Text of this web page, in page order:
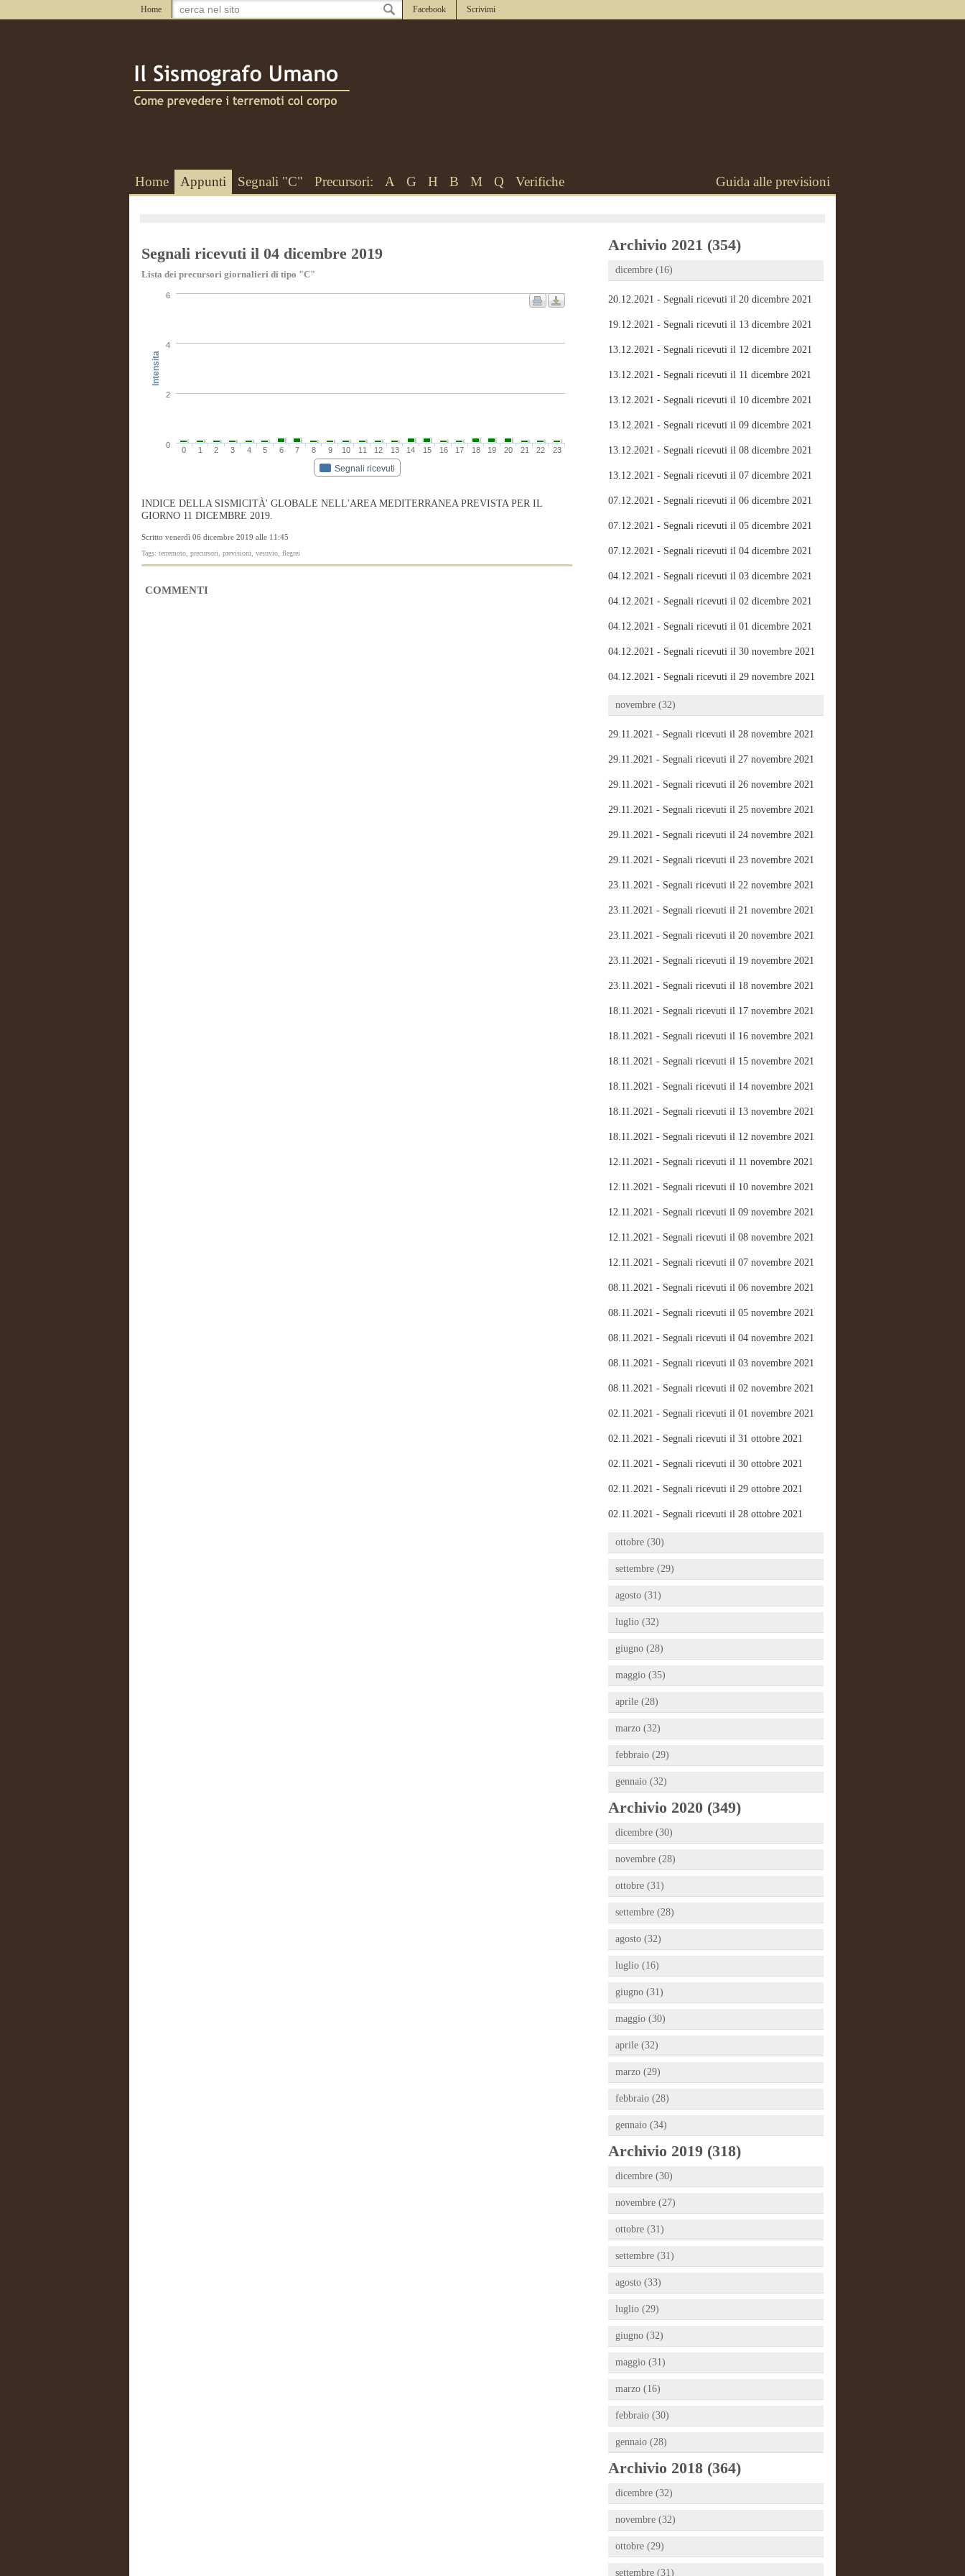
Home Facebook Scrivimi
Home Appunti Segnali "C" Precursori: A G H B M Q Verifiche Guida alle previsioni
Segnali ricevuti il 04 dicembre 2019
Lista dei precursori giornalieri di tipo "C"
Intensita
Segnali ricevuti
0 1 2 3 4 5 6 7 8 9 10 11 12 13 14 15 16 17 18 19 20 21 22 23
0
2
4
6
INDICE DELLA SISMICITÀ' GLOBALE NELL'AREA MEDITERRANEA PREVISTA PER IL
GIORNO 11 DICEMBRE 2019.
Scritto venerdì 06 dicembre 2019 alle 11:45
Tags: terremoto, precursori, previsioni, vesuvio, flegrei
COMMENTI
Archivio 2021 (354)
dicembre (16)
20.12.2021 - Segnali ricevuti il 20 dicembre 2021
19.12.2021 - Segnali ricevuti il 13 dicembre 2021
13.12.2021 - Segnali ricevuti il 12 dicembre 2021
13.12.2021 - Segnali ricevuti il 11 dicembre 2021
13.12.2021 - Segnali ricevuti il 10 dicembre 2021
13.12.2021 - Segnali ricevuti il 09 dicembre 2021
13.12.2021 - Segnali ricevuti il 08 dicembre 2021
13.12.2021 - Segnali ricevuti il 07 dicembre 2021
07.12.2021 - Segnali ricevuti il 06 dicembre 2021
07.12.2021 - Segnali ricevuti il 05 dicembre 2021
07.12.2021 - Segnali ricevuti il 04 dicembre 2021
04.12.2021 - Segnali ricevuti il 03 dicembre 2021
04.12.2021 - Segnali ricevuti il 02 dicembre 2021
04.12.2021 - Segnali ricevuti il 01 dicembre 2021
04.12.2021 - Segnali ricevuti il 30 novembre 2021
04.12.2021 - Segnali ricevuti il 29 novembre 2021
novembre (32)
29.11.2021 - Segnali ricevuti il 28 novembre 2021
29.11.2021 - Segnali ricevuti il 27 novembre 2021
29.11.2021 - Segnali ricevuti il 26 novembre 2021
29.11.2021 - Segnali ricevuti il 25 novembre 2021
29.11.2021 - Segnali ricevuti il 24 novembre 2021
29.11.2021 - Segnali ricevuti il 23 novembre 2021
23.11.2021 - Segnali ricevuti il 22 novembre 2021
23.11.2021 - Segnali ricevuti il 21 novembre 2021
23.11.2021 - Segnali ricevuti il 20 novembre 2021
23.11.2021 - Segnali ricevuti il 19 novembre 2021
23.11.2021 - Segnali ricevuti il 18 novembre 2021
18.11.2021 - Segnali ricevuti il 17 novembre 2021
18.11.2021 - Segnali ricevuti il 16 novembre 2021
18.11.2021 - Segnali ricevuti il 15 novembre 2021
18.11.2021 - Segnali ricevuti il 14 novembre 2021
18.11.2021 - Segnali ricevuti il 13 novembre 2021
18.11.2021 - Segnali ricevuti il 12 novembre 2021
12.11.2021 - Segnali ricevuti il 11 novembre 2021
12.11.2021 - Segnali ricevuti il 10 novembre 2021
12.11.2021 - Segnali ricevuti il 09 novembre 2021
12.11.2021 - Segnali ricevuti il 08 novembre 2021
12.11.2021 - Segnali ricevuti il 07 novembre 2021
08.11.2021 - Segnali ricevuti il 06 novembre 2021
08.11.2021 - Segnali ricevuti il 05 novembre 2021
08.11.2021 - Segnali ricevuti il 04 novembre 2021
08.11.2021 - Segnali ricevuti il 03 novembre 2021
08.11.2021 - Segnali ricevuti il 02 novembre 2021
02.11.2021 - Segnali ricevuti il 01 novembre 2021
02.11.2021 - Segnali ricevuti il 31 ottobre 2021
02.11.2021 - Segnali ricevuti il 30 ottobre 2021
02.11.2021 - Segnali ricevuti il 29 ottobre 2021
02.11.2021 - Segnali ricevuti il 28 ottobre 2021
ottobre (30)
settembre (29)
agosto (31)
luglio (32)
giugno (28)
maggio (35)
aprile (28)
marzo (32)
febbraio (29)
gennaio (32)
Archivio 2020 (349)
dicembre (30)
novembre (28)
ottobre (31)
settembre (28)
agosto (32)
luglio (16)
giugno (31)
maggio (30)
aprile (32)
marzo (29)
febbraio (28)
gennaio (34)
Archivio 2019 (318)
dicembre (30)
novembre (27)
ottobre (31)
settembre (31)
agosto (33)
luglio (29)
giugno (32)
maggio (31)
marzo (16)
febbraio (30)
gennaio (28)
Archivio 2018 (364)
dicembre (32)
novembre (32)
ottobre (29)
settembre (31)